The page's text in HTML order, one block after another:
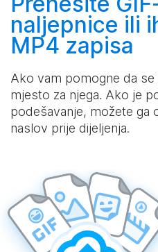
naljepnice ili
MP4 zapisa
Ako vam pomogne da
mjesto za njega. Ako je
podešavanje, možete ga
naslov prije dijeljenja.